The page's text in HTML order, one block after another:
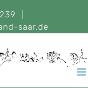
saar.de